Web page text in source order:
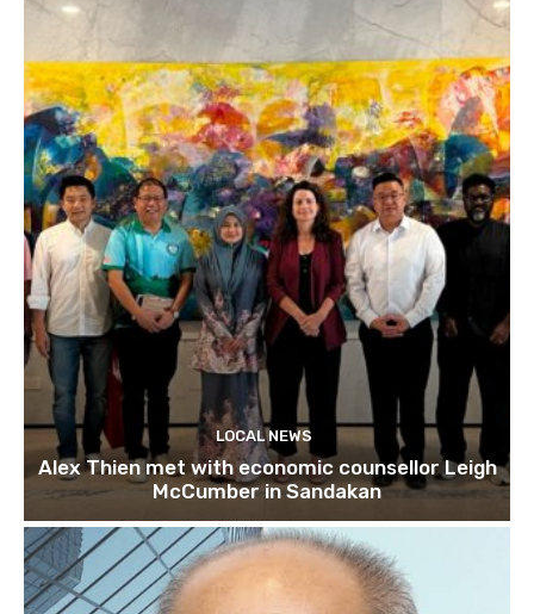
LOCAL NEWS
Alex Thien met with economic counsellor Leigh
McCumber in Sandakan